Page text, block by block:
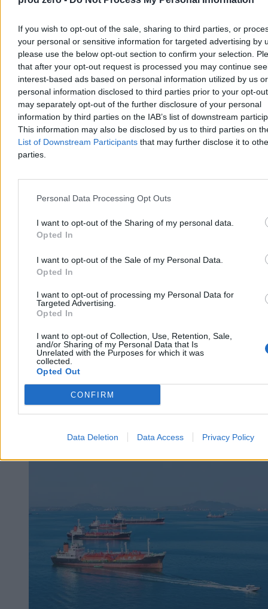
If you wish to opt-out of the sale, sharing to third parties, or
your personal or sensitive information for targeted advertising by
please use the below opt-out section to confirm your selection.
that after your opt-out request is processed you may continue
interest-based ads based on personal information utilized by us or
personal information disclosed to third parties prior to your opt-
may separately opt-out of the further disclosure of your personal
information by third parties on the IAB’s list of downstream
This information may also be disclosed by us to third parties on
List of Downstream Participants that may further disclose it to
parties.
Personal Data Processing Opt Outs
I want to opt-out of the Sharing of my personal data.
Opted In
I want to opt-out of the Sale of my Personal Data.
Opted In
I want to opt-out of processing my Personal Data for
Targeted Advertising.
Opted In
I want to opt-out of Collection, Use, Retention, Sale,
and/or Sharing of my Personal Data that Is
Unrelated with the Purposes for which it was
collected.
Opted Out
CONFIRM
Data Deletion Data Access Privacy Policy
Incydent w parlamencie Kosowa. Premier
obrzucony jajkami
Obrady parlamentu w Kosowie zakończyły się skandalem. Premier
Albin Kurti został obrzucony jajkami przez posłankę opozycji Time
wyborów staje się coraz bardziej realne.
Agnieszka Waś-Turecka
Reklama